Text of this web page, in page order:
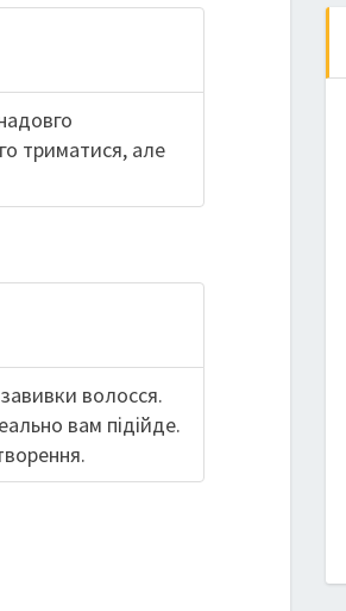
триматися, але
волосся.
вам підійде.